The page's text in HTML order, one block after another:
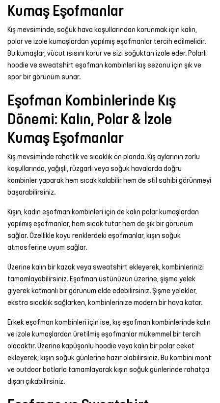
Kumaş Eşofmanlar
Kış mevsiminde, soğuk hava koşullarından korunmak için kalın,
polar ve izole kumaşlardan yapılmış eşofmanlar tercih edilmelidir.
Bu kumaşlar, vücut ısısını korur ve sizi soğuktan izole eder. Polarlı
hoodie ve sweatshirt eşofman kombinleri kış sezonu için şık ve
spor bir görünüm sunar.
Eşofman Kombinlerinde Kış
Dönemi: Kalın, Polar & İzole
Kumaş Eşofmanlar
Kış mevsiminde rahatlık ve sıcaklık ön planda. Kış aylarının zorlu
koşullarında, yağışlı, rüzgarlı veya soğuk havalarda doğru
kombinler yaparak hem sıcak kalabilir hem de stil sahibi görünmeyi
başarabilirsiniz.
Kışın, kadın eşofman kombinleri için de kalın polar kumaşlardan
yapılmış eşofmanlar, hem sıcak tutar hem de şık bir görünüm
sağlar. Özellikle koyu renklerdeki eşofmanlar, kışın soğuk
atmosferine uyum sağlar.
Üzerine kalın bir kazak veya sweatshirt ekleyerek, kombinlerinizi
tamamlayabilirsiniz.Eşofman üstünüzün üzerine, şişme yelek
giyerek katmanlı bir görünüm elde edebilirsiniz. Şişme yelekler,
ekstra sıcaklık sağlarken, kombinlerinize modern bir hava katar.
Erkek eşofman kombinleri için ise, kış eşofman kombinlerinde kalın
ve izole kumaşlardan üretilmiş eşofmanlar mükemmel bir tercih
olacaktır. Üzerine kapüşonlu hoodie veya kalın bir polar ceket
ekleyerek, kışın soğuk günlerine hazır olabilirsiniz. Bu kombini mont
ve outdoor botlarla tamamlayarak kışın soğuk günlerinde rahatça
dışarı çıkabilirsiniz.